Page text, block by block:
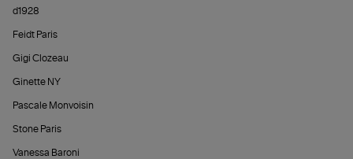
d1928
Feidt Paris
Gigi Clozeau
Ginette NY
Pascale Monvoisin
Stone Paris
Vanessa Baroni